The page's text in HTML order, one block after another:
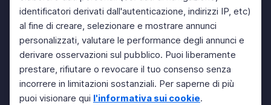
identificatori derivati dall'autenticazione, indirizzi IP, etc)
al fine di creare, selezionare e mostrare annunci
personalizzati, valutare le performance degli annunci e
derivare osservazioni sul pubblico. Puoi liberamente
prestare, rifiutare o revocare il tuo consenso senza
incorrere in limitazioni sostanziali. Per saperne di più
puoi visionare qui l'informativa sui cookie.